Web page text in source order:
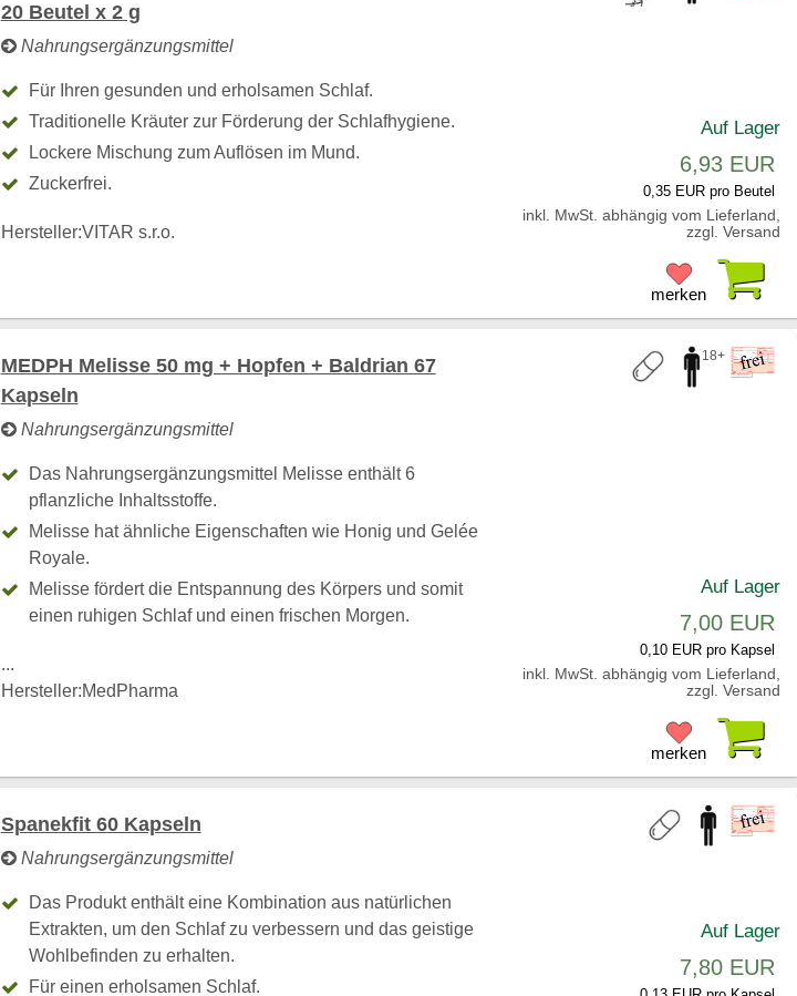
20 Beutel x 2 g
Nahrungsergänzungsmittel
Für Ihren gesunden und erholsamen Schlaf.
Traditionelle Kräuter zur Förderung der Schlafhygiene.
Lockere Mischung zum Auflösen im Mund.
Zuckerfrei.
Hersteller:VITAR s.r.o.
Auf Lager
6,93 EUR
0,35 EUR pro Beutel
inkl. MwSt. abhängig vom Lieferland,
zzgl. Versand
merken
MEDPH Melisse 50 mg + Hopfen + Baldrian 67
Kapseln
Nahrungsergänzungsmittel
Das Nahrungsergänzungsmittel Melisse enthält 6
pflanzliche Inhaltsstoffe.
Melisse hat ähnliche Eigenschaften wie Honig und Gelée
Royale.
Melisse fördert die Entspannung des Körpers und somit
einen ruhigen Schlaf und einen frischen Morgen.
...
Hersteller:MedPharma
18+
Auf Lager
7,00 EUR
0,10 EUR pro Kapsel
inkl. MwSt. abhängig vom Lieferland,
zzgl. Versand
merken
Spanekfit 60 Kapseln
Nahrungsergänzungsmittel
Das Produkt enthält eine Kombination aus natürlichen
Extrakten, um den Schlaf zu verbessern und das geistige
Wohlbefinden zu erhalten.
Für einen erholsamen Schlaf.
Auf Lager
7,80 EUR